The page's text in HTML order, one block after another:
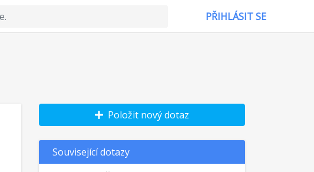
PŘIHLÁSIT SE
Položit nový dotaz
Související dotazy